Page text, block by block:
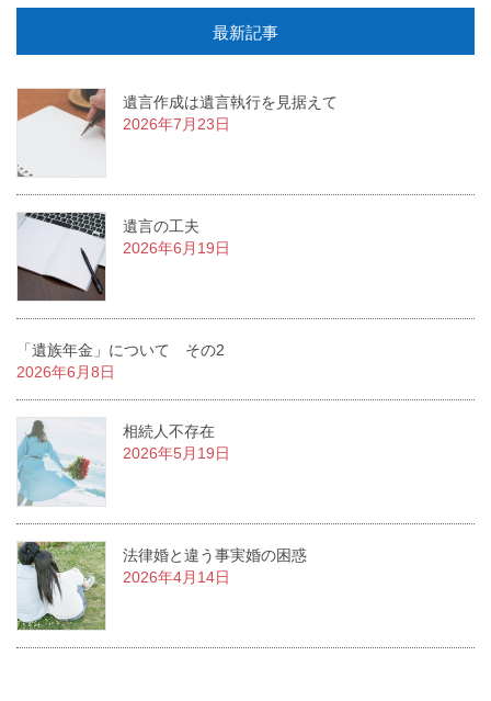
最新記事
遺言作成は遺言執行を見据えて
2026年7月23日
遺言の工夫
2026年6月19日
「遺族年金」について その2
2026年6月8日
相続人不存在
2026年5月19日
法律婚と違う事実婚の困惑
2026年4月14日